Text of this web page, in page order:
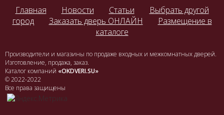
Главная Новости Статьи
Выбрать другой
город
Заказать дверь ОНЛАЙН
Размещение в
каталоге
Производители и магазины по продаже входных и межкомнатных дверей.
Изготовление, продажа, заказ.
Каталог компаний «OKDVERI.SU»
© 2022-2022
Все права защищены